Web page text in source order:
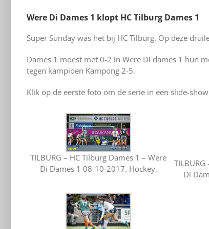
Were Di Dames 1 klopt HC Tilburg Dames 1
Super Sunday was het bij HC Tilburg. Op deze
Dames 1 moest met 0-2 in Were Di dames 1 hun
tegen kampioen Kampong 2-5.
Klik op de eerste foto om de serie in een slide-
TILBURG – HC Tilburg Dames 1 – Were
Di Dames 1 08-10-2017. Hockey.
Di